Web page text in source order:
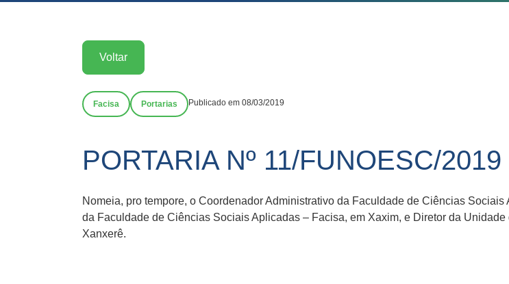
Voltar
Facisa Portarias Publicado em 08/03/2019
PORTARIA Nº 11/FUNOESC/2019
Nomeia, pro tempore, o Coordenador Administrativo da Faculdade de Ciências
da Faculdade de Ciências Sociais Aplicadas – Facisa, em Xaxim, e Diretor da
Xanxerê.